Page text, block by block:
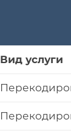
Вид услуги